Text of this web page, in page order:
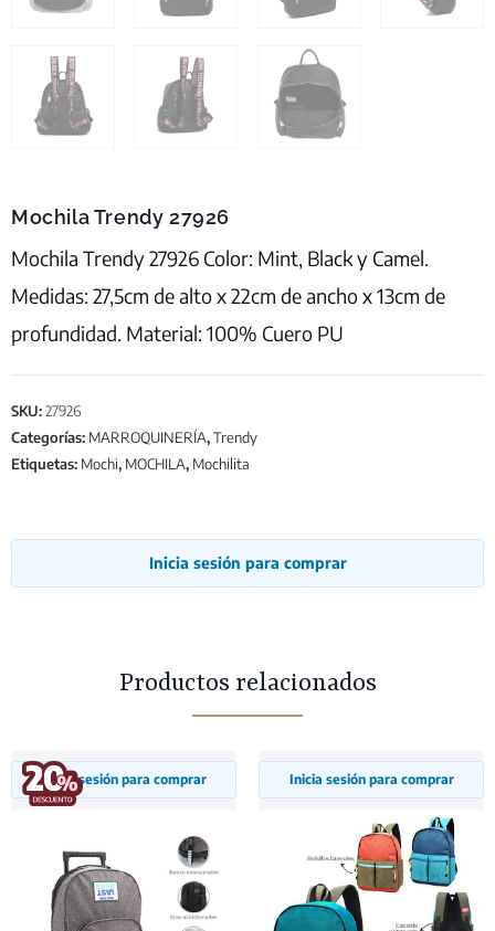
Mochila Trendy 27926
Mochila Trendy 27926 Color: Mint, Black y Camel.
Medidas: 27,5cm de alto x 22cm de ancho x 13cm de
profundidad. Material: 100% Cuero PU
SKU:27926
Categorías: MARROQUINERÍA,Trendy
Etiquetas: Mochi, MOCHILA, Mochilita
Inicia sesión para comprar
Productos relacionados
Inicia sesión para comprar Inicia sesión para comprar